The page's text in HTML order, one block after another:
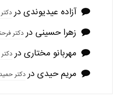
آزاده عیدیوندی در
زهرا حسینی دردکتر
مهربانو مختاری در
مریم حیدی دردکتر